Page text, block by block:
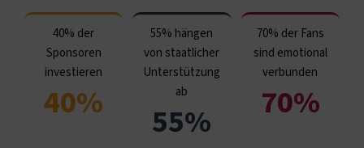
40% der
Sponsoren
investieren
40%
55% hängen
von staatlicher
Unterstützung
ab
55%
70% der Fans
sind emotional
verbunden
70%